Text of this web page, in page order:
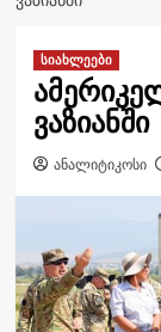
სიახლეები
ვაზიანში
ანალიტიკოსი